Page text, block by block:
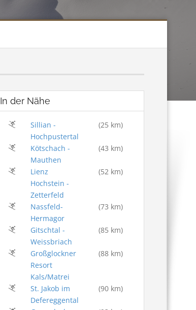
In der Nähe
Sillian -
Hochpustertal
(25 km)
Kötschach -
Mauthen
(43 km)
Lienz
Hochstein -
Zetterfeld
(52 km)
Nassfeld-
Hermagor
(73 km)
Gitschtal -
Weissbriach
(85 km)
Großglockner
Resort
Kals/Matrei
(88 km)
St. Jakob im
Defereggental
(90 km)